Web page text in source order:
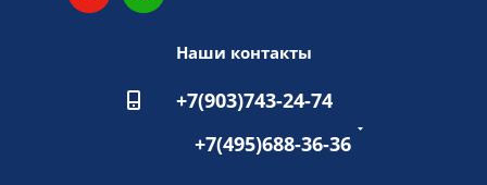
Наши контакты
+7(903)743-24-74
+7(495)688-36-36